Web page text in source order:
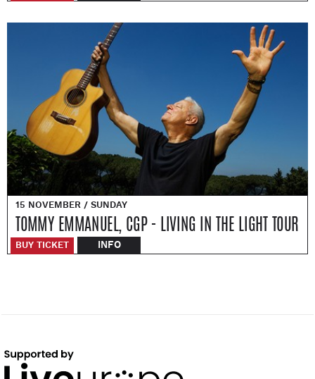
15 NOVEMBER / SUNDAY
TOMMY EMMANUEL, CGP - LIVING IN THE LIGHT TOUR
BUY TICKET INFO